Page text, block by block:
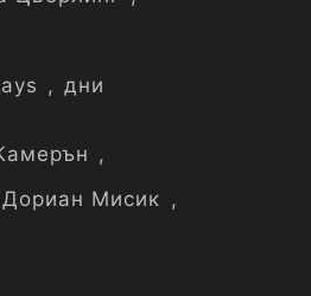
, дни
,
Дориан Мисик ,